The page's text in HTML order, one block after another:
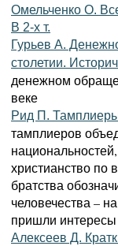
Омельченко О.
В 2-х т.
Гурьев А.
столетии.
денежном
веке
Рид П.
тамплиеров
христианство по
братства
человечества –
пришли интересы
Алексеев Д.